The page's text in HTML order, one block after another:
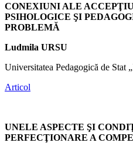
CONEXIUNI ALE
PSIHOLOGICE ŞI
PROBLEMĂ
Ludmila URSU
Universitatea Pedagogică de Stat
Articol
UNELE ASPECTE ŞI
PERFECŢIONARE A